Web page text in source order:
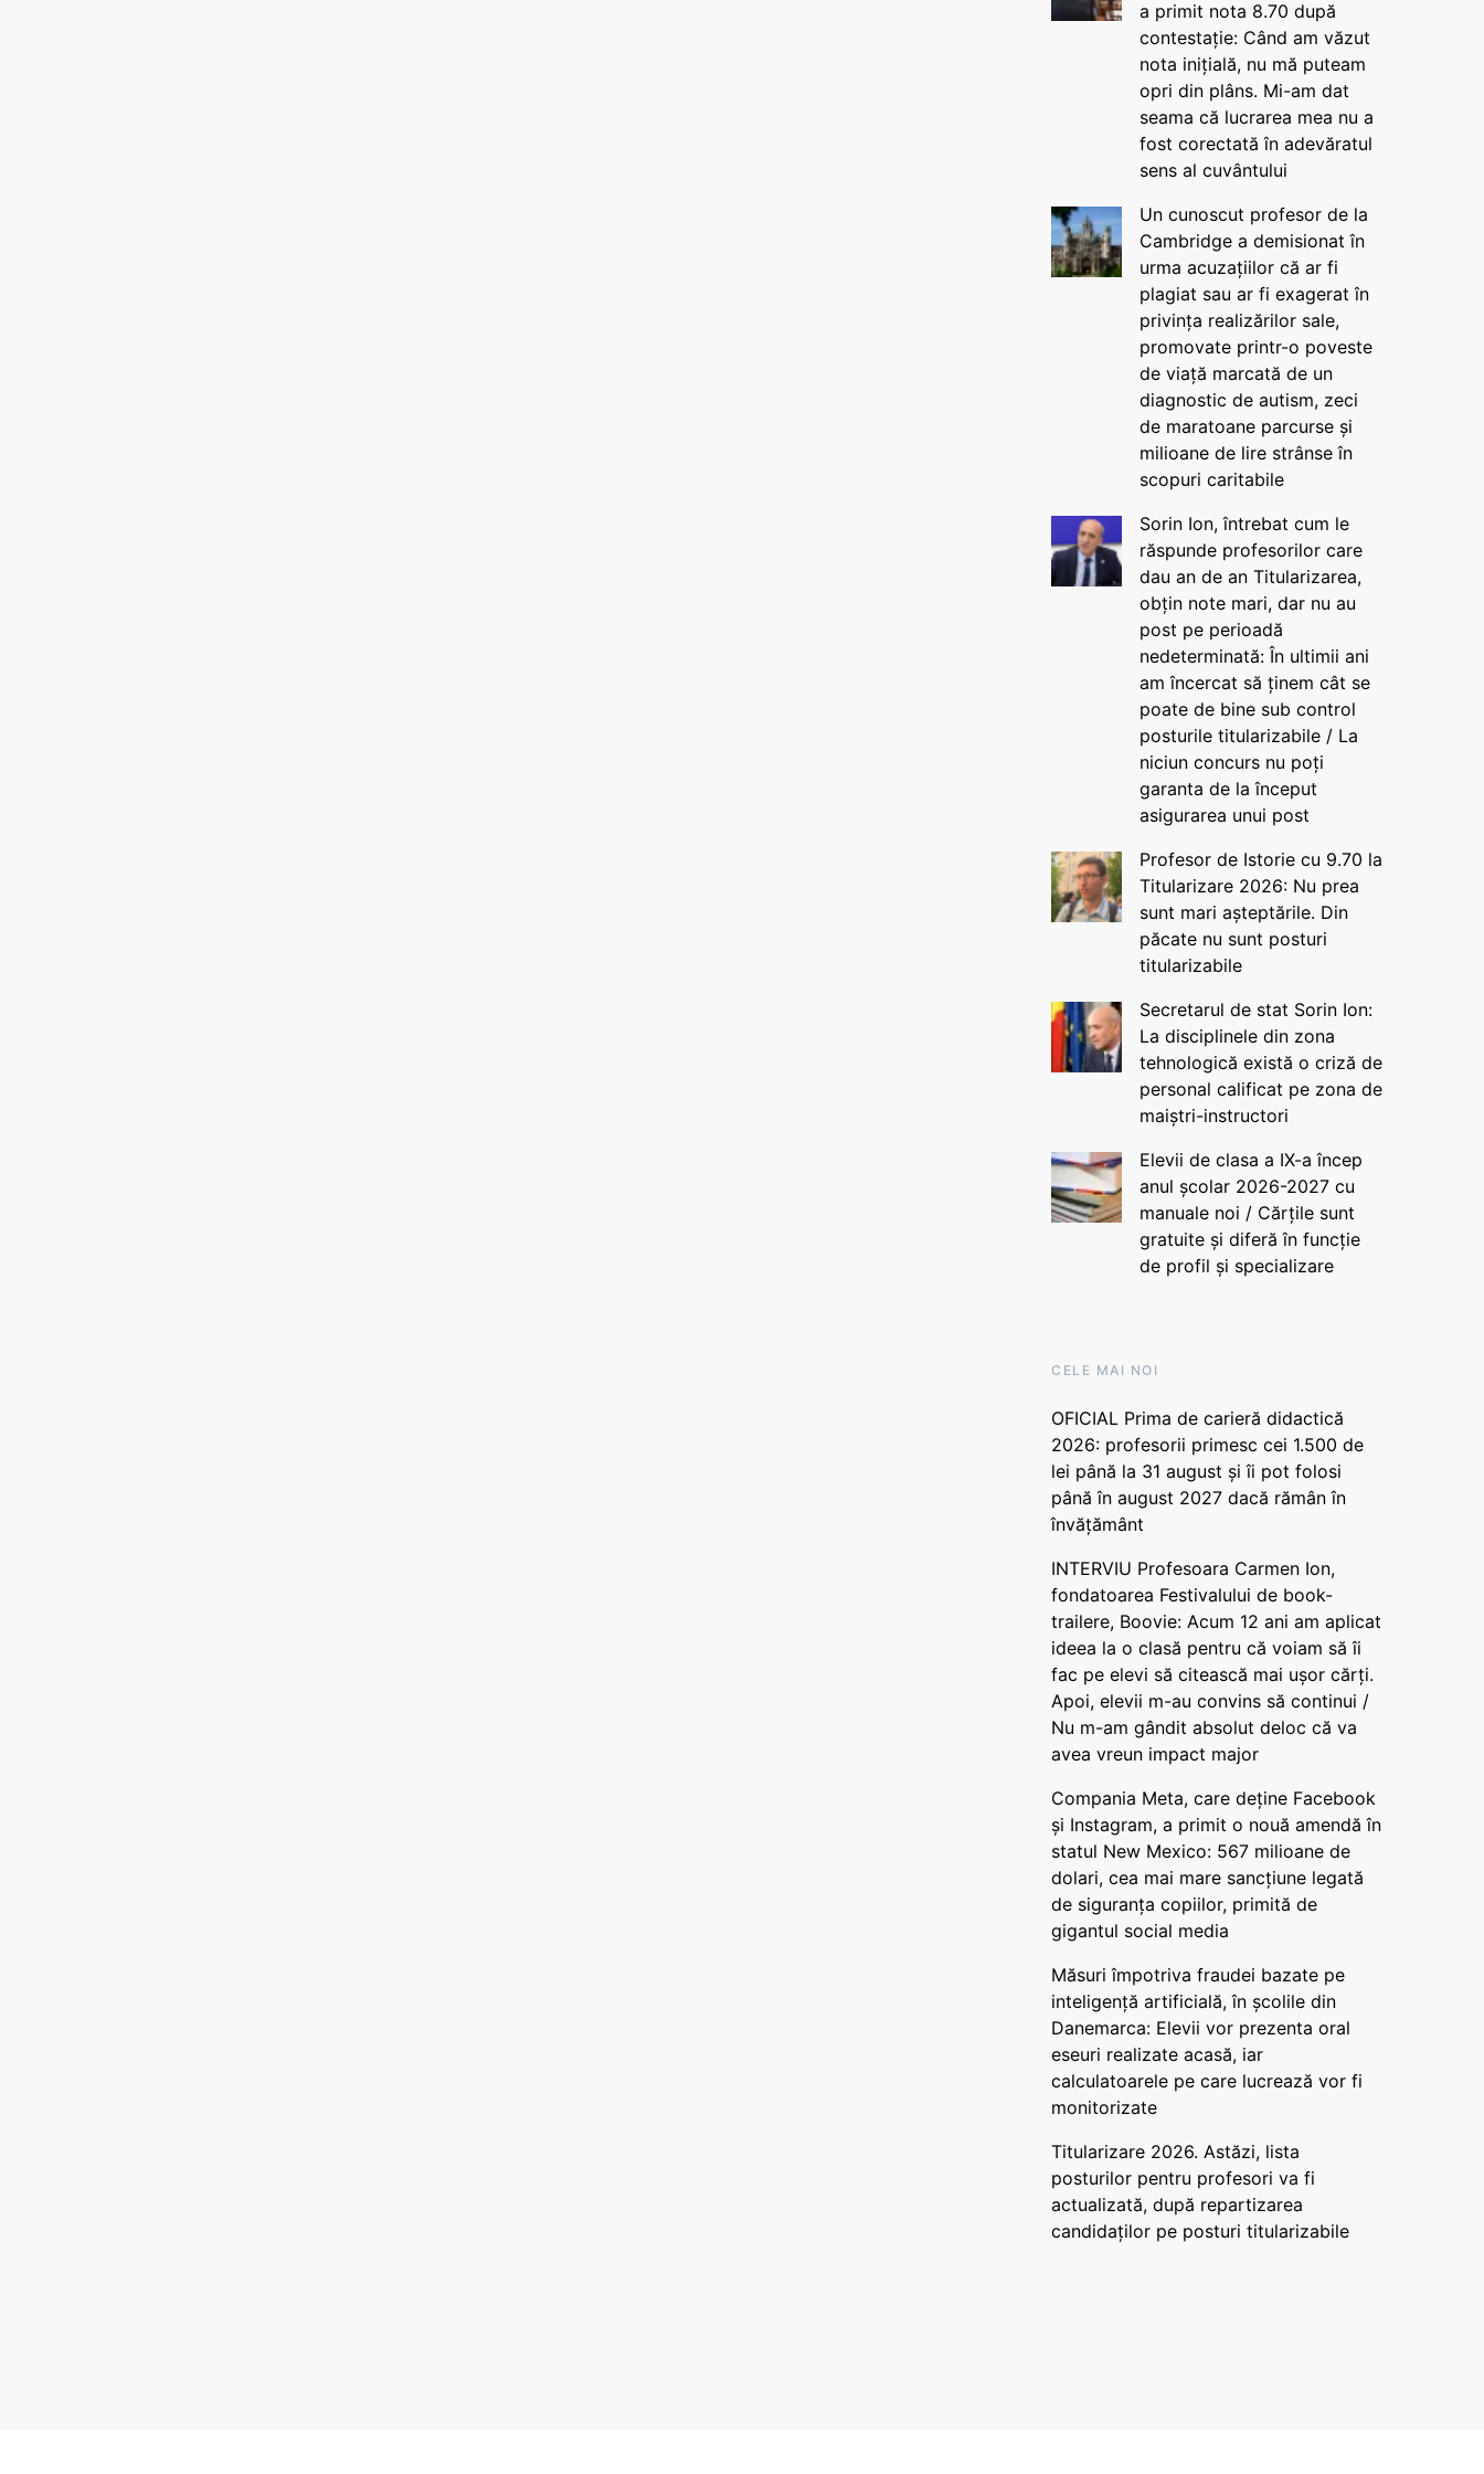
a primit nota 8.70 după
contestație: Când am văzut
nota inițială, nu mă puteam
opri din plâns. Mi-am dat
seama că lucrarea mea nu a
fost corectată în adevăratul
sens al cuvântului
Un cunoscut profesor de la
Cambridge a demisionat în
urma acuzațiilor că ar fi
plagiat sau ar fi exagerat în
privința realizărilor sale,
promovate printr-o poveste
de viață marcată de un
diagnostic de autism, zeci
de maratoane parcurse și
milioane de lire strânse în
scopuri caritabile
Sorin Ion, întrebat cum le
răspunde profesorilor care
dau an de an Titularizarea,
obțin note mari, dar nu au
post pe perioadă
nedeterminată: În ultimii ani
am încercat să ținem cât se
poate de bine sub control
posturile titularizabile / La
niciun concurs nu poți
garanta de la început
asigurarea unui post
Profesor de Istorie cu 9.70 la
Titularizare 2026: Nu prea
sunt mari așteptările. Din
păcate nu sunt posturi
titularizabile
Secretarul de stat Sorin Ion:
La disciplinele din zona
tehnologică există o criză de
personal calificat pe zona de
maiștri-instructori
Elevii de clasa a IX-a încep
anul școlar 2026-2027 cu
manuale noi / Cărțile sunt
gratuite și diferă în funcție
de profil și specializare
CELE MAI NOI
OFICIAL Prima de carieră didactică
2026: profesorii primesc cei 1.500 de
lei până la 31 august și îi pot folosi
până în august 2027 dacă rămân în
învățământ
INTERVIU Profesoara Carmen Ion,
fondatoarea Festivalului de book-
trailere, Boovie: Acum 12 ani am aplicat
ideea la o clasă pentru că voiam să îi
fac pe elevi să citească mai ușor cărți.
Apoi, elevii m-au convins să continui /
Nu m-am gândit absolut deloc că va
avea vreun impact major
Compania Meta, care deține Facebook
și Instagram, a primit o nouă amendă în
statul New Mexico: 567 milioane de
dolari, cea mai mare sancțiune legată
de siguranța copiilor, primită de
gigantul social media
Măsuri împotriva fraudei bazate pe
inteligență artificială, în școlile din
Danemarca: Elevii vor prezenta oral
eseuri realizate acasă, iar
calculatoarele pe care lucrează vor fi
monitorizate
Titularizare 2026. Astăzi, lista
posturilor pentru profesori va fi
actualizată, după repartizarea
candidaților pe posturi titularizabile